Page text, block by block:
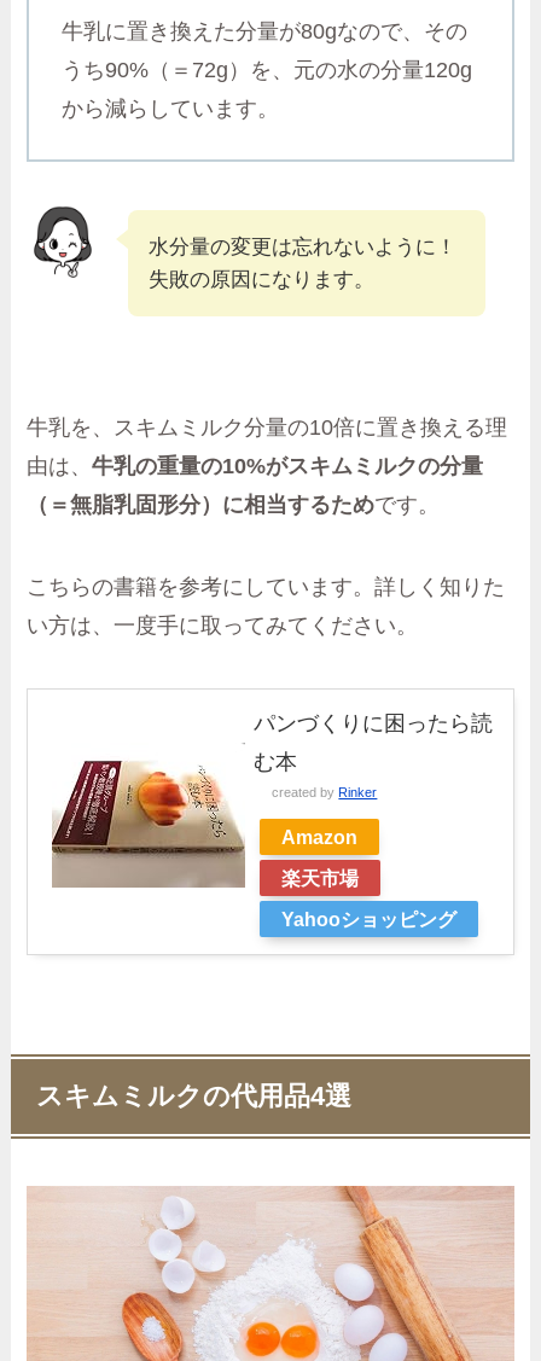
牛乳に置き換えた分量が80gなので、その
うち90%（＝72g）を、元の水の分量120g
から減らしています。
水分量の変更は忘れないように！
失敗の原因になります。
牛乳を、スキムミルク分量の10倍に置き換える理
由は、牛乳の重量の10%がスキムミルクの分量
（＝無脂乳固形分）に相当するためです。
こちらの書籍を参考にしています。詳しく知りた
い方は、一度手に取ってみてください。
パンづくりに困ったら読
む本
created byRinker
Amazon
楽天市場
Yahooショッピング
スキムミルクの代用品4選